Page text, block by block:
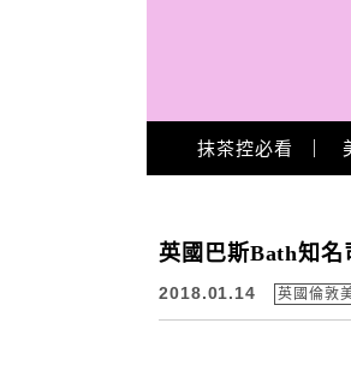
Main Menu
抹茶控必看
英國巴斯Bath知
2018.01.14 英國倫敦